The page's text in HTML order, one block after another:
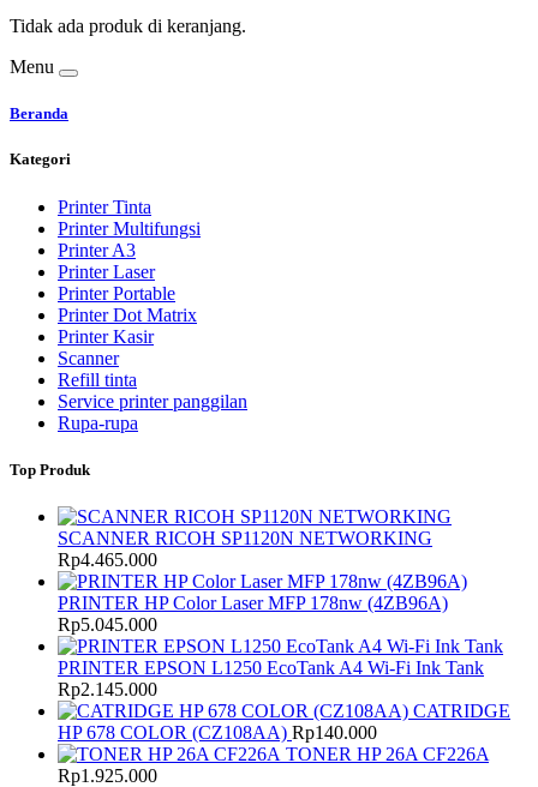
Tidak ada produk di keranjang.
Menu
Beranda
Kategori
Printer Tinta
Printer Multifungsi
Printer A3
Printer Laser
Printer Portable
Printer Dot Matrix
Printer Kasir
Scanner
Refill tinta
Service printer panggilan
Rupa-rupa
Top Produk
SCANNER RICOH SP1120N NETWORKING
Rp4.465.000
PRINTER HP Color Laser MFP 178nw (4ZB96A)
Rp5.045.000
PRINTER EPSON L1250 EcoTank A4 Wi-Fi Ink Tank
Rp2.145.000
CATRIDGE
HP 678 COLOR (CZ108AA) Rp140.000
TONER HP 26A CF226A
Rp1.925.000